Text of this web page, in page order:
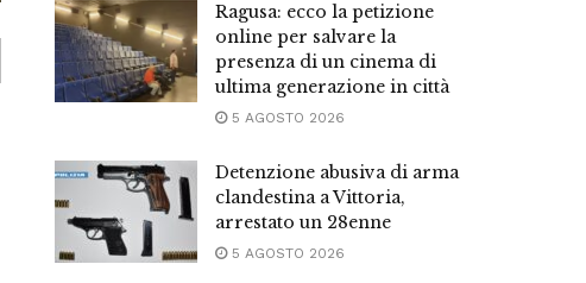
Ragusa: ecco la petizione
online per salvare la
presenza di un cinema di
ultima generazione in città
5 AGOSTO 2026
Detenzione abusiva di arma
clandestina a Vittoria,
arrestato un 28enne
5 AGOSTO 2026